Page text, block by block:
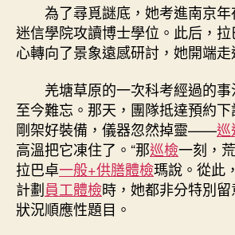
為了尋覓謎底，她考進南京
迷信學院攻讀博士學位。此后，
心轉向了景象遠感研討，她開端走
羌塘草原的一次科考經過的
至今難忘。那天，團隊抵達預約下
剛架好裝備，儀器忽然掉靈——巡
高溫把它凍住了。“那巡檢一刻，
拉巴卓一般+供膳體檢瑪說。從此
計劃員工體檢時，她都非分特別
狀況順應性題目。